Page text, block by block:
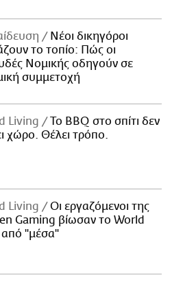
Νέοι δικηγόροι
το τοπίο: Πώς οι
Νομικής οδηγούν σε
συμμετοχή
Living
Το BBQ στο σπίτι δεν
χώρο. Θέλει τρόπο.
Living
Οι εργαζόμενοι της
Gaming βίωσαν το World
"μέσα"